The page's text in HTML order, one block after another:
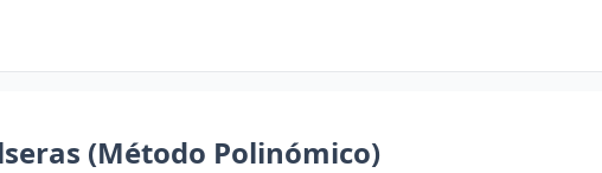
(Método Polinómico)